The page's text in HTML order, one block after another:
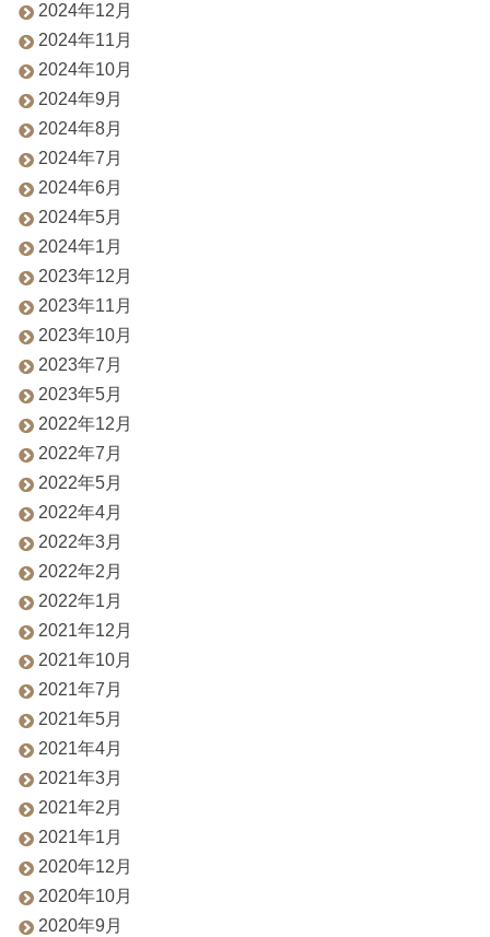
2024年12月
2024年11月
2024年10月
2024年9月
2024年8月
2024年7月
2024年6月
2024年5月
2024年1月
2023年12月
2023年11月
2023年10月
2023年7月
2023年5月
2022年12月
2022年7月
2022年5月
2022年4月
2022年3月
2022年2月
2022年1月
2021年12月
2021年10月
2021年7月
2021年5月
2021年4月
2021年3月
2021年2月
2021年1月
2020年12月
2020年10月
2020年9月